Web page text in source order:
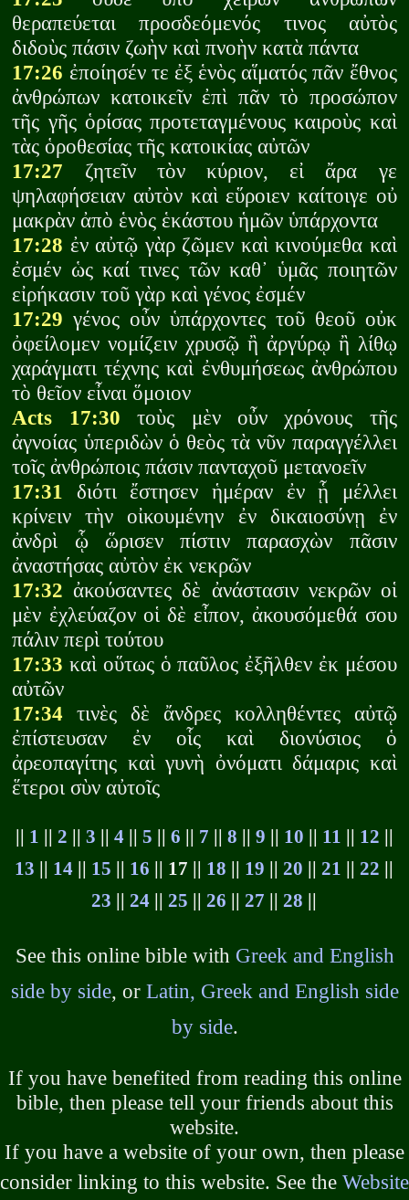
θεραπεύεται προσδεόμενός τινος αὐτὸς
διδοὺς πάσιν ζωὴν καὶ πνοὴν κατὰ πάντα
17:26 ἐποίησέν τε ἐξ ἑνὸς αἵματός πᾶν ἔθνος
ἀνθρώπων κατοικεῖν ἐπὶ πᾶν τὸ προσώπον
τῆς γῆς ὁρίσας προτεταγμένους καιροὺς καὶ
τὰς ὁροθεσίας τῆς κατοικίας αὐτῶν
17:27 ζητεῖν τὸν κύριον, εἰ ἄρα γε
ψηλαφήσειαν αὐτὸν καὶ εὕροιεν καίτοιγε οὐ
μακρὰν ἀπὸ ἑνὸς ἑκάστου ἡμῶν ὑπάρχοντα
17:28 ἐν αὐτῷ γὰρ ζῶμεν καὶ κινούμεθα καὶ
ἐσμέν ὡς καί τινες τῶν καθ᾽ ὑμᾶς ποιητῶν
εἰρήκασιν τοῦ γὰρ καὶ γένος ἐσμέν
17:29 γένος οὖν ὑπάρχοντες τοῦ θεοῦ οὐκ
ὀφείλομεν νομίζειν χρυσῷ ἢ ἀργύρῳ ἢ λίθῳ
χαράγματι τέχνης καὶ ἐνθυμήσεως ἀνθρώπου
τὸ θεῖον εἶναι ὅμοιον
Acts 17:30 τοὺς μὲν οὖν χρόνους τῆς
ἀγνοίας ὑπεριδὼν ὁ θεὸς τὰ νῦν παραγγέλλει
τοῖς ἀνθρώποις πάσιν πανταχοῦ μετανοεῖν
17:31 διότι ἔστησεν ἡμέραν ἐν ᾗ μέλλει
κρίνειν τὴν οἰκουμένην ἐν δικαιοσύνῃ ἐν
ἀνδρὶ ᾧ ὥρισεν πίστιν παρασχὼν πᾶσιν
ἀναστήσας αὐτὸν ἐκ νεκρῶν
17:32 ἀκούσαντες δὲ ἀνάστασιν νεκρῶν οἱ
μὲν ἐχλεύαζον οἱ δὲ εἶπον, ἀκουσόμεθά σου
πάλιν περὶ τούτου
17:33 καὶ οὕτως ὁ παῦλος ἐξῆλθεν ἐκ μέσου
αὐτῶν
17:34 τινὲς δὲ ἄνδρες κολληθέντες αὐτῷ
ἐπίστευσαν ἐν οἷς καὶ διονύσιος ὁ
ἀρεοπαγίτης καὶ γυνὴ ὀνόματι δάμαρις καὶ
ἕτεροι σὺν αὐτοῖς
1 2 3 4|| 5 6 7 8 9 10 11 12
13
14 15 16 || 17 || 18 19 ||20 ||21 ||22
23 ||24 ||25 ||26 ||27 ||28
See this online bible with Greek and English
side by side, or Latin, Greek and English side
by side.
If you have benefited from reading this online
bible, then please tell your friends about this
website.
If you have a website of your own, then please
consider linking to this website. See the Website